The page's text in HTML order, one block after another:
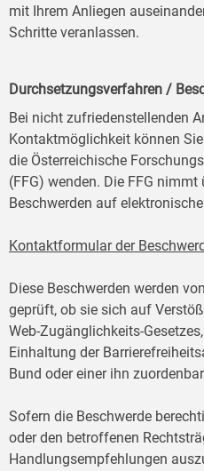
mit Ihrem Anliegen
Schritte veranlassen.
Durchsetzungsverfahren /
Bei nicht zufriedenstellenden
Kontaktmöglichkeit können
die Österreichische
(FFG) wenden. Die FFG
Beschwerden auf
Kontaktformular der
Diese Beschwerden werden
geprüft, ob sie sich auf
Web-Zugänglichkeits-
Einhaltung der
Bund oder einer ihn
Sofern die Beschwerde
oder den betroffenen
Handlungsempfehlungen